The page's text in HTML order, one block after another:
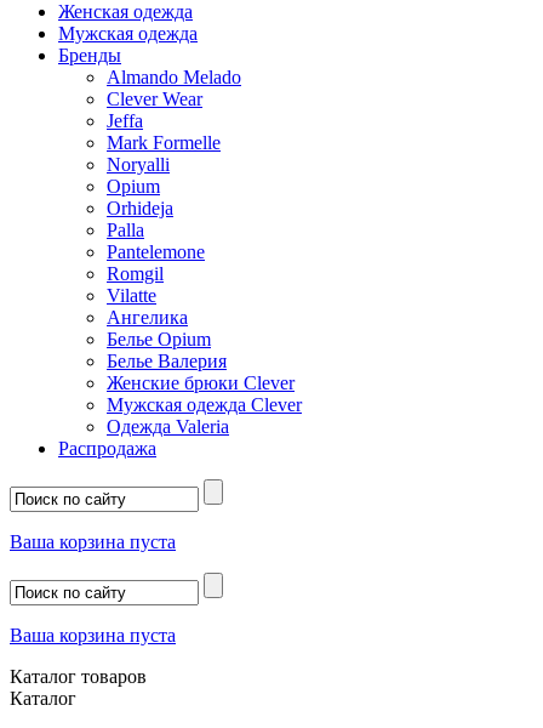
Женская одежда
Мужская одежда
Бренды
Almando Melado
Clever Wear
Jeffa
Mark Formelle
Noryalli
Opium
Orhideja
Palla
Pantelemone
Romgil
Vilatte
Ангелика
Белье Opium
Белье Валерия
Женские брюки Clever
Мужская одежда Clever
Одежда Valeria
Распродажа
Ваша корзина пуста
Ваша корзина пуста
Каталог товаров
Каталог